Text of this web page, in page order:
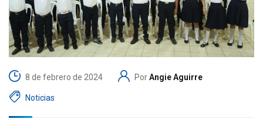
8 de febrero de 2024 PorAngie Aguirre
Noticias